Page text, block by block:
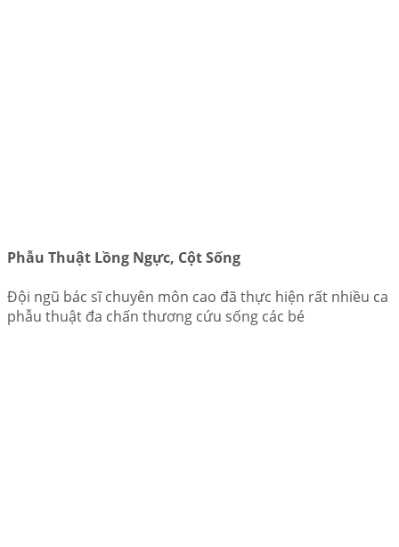
Phẫu Thuật Lồng Ngực, Cột Sống
Đội ngũ bác sĩ chuyên môn cao đã thực hiện rất nhiều ca
phẫu thuật đa chấn thương cứu sống các bé